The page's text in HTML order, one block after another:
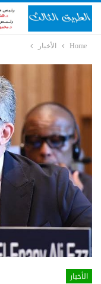
Home الأخبار
الأخبار